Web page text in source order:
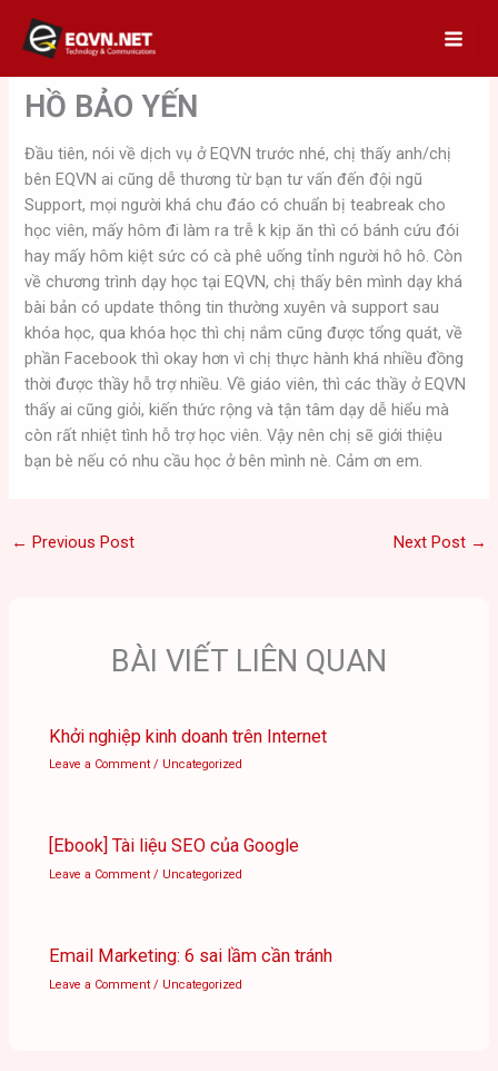
content
HỒ BẢO YẾN
Đầu tiên, nói về dịch vụ ở EQVN trước nhé, chị thấy anh/chị
bên EQVN ai cũng dễ thương từ bạn tư vấn đến đội ngũ
Support, mọi người khá chu đáo có chuẩn bị teabreak cho
học viên, mấy hôm đi làm ra trễ k kịp ăn thì có bánh cứu đói
hay mấy hôm kiệt sức có cà phê uống tỉnh người hô hô. Còn
về chương trình dạy học tại EQVN, chị thấy bên mình dạy khá
bài bản có update thông tin thường xuyên và support sau
khóa học, qua khóa học thì chị nắm cũng được tổng quát, về
phần Facebook thì okay hơn vì chị thực hành khá nhiều đồng
thời được thầy hỗ trợ nhiều. Về giáo viên, thì các thầy ở EQVN
thấy ai cũng giỏi, kiến thức rộng và tận tâm dạy dễ hiểu mà
còn rất nhiệt tình hỗ trợ học viên. Vậy nên chị sẽ giới thiệu
bạn bè nếu có nhu cầu học ở bên mình nè. Cảm ơn em.
← Previous Post Next Post →
BÀI VIẾT LIÊN QUAN
Khởi nghiệp kinh doanh trên Internet
Leave a Comment / Uncategorized
[Ebook] Tài liệu SEO của Google
Leave a Comment / Uncategorized
Email Marketing: 6 sai lầm cần tránh
Leave a Comment / Uncategorized